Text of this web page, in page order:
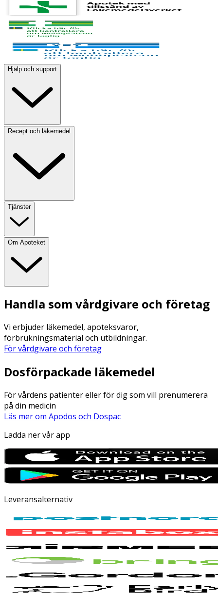
Hjälp och support
Recept och läkemedel
Tjänster
Om Apoteket
Handla som vårdgivare och företag
Vi erbjuder läkemedel, apoteksvaror,
förbrukningsmaterial och utbildningar.
För vårdgivare och företag
Dosförpackade läkemedel
För vårdens patienter eller för dig som vill prenumerera
på din medicin
Läs mer om Apodos och Dospac
Ladda ner vår app
Leveransalternativ